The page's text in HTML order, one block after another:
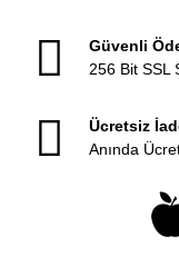
Güvenli
256 Bit SSL
Ücretsiz
Anında